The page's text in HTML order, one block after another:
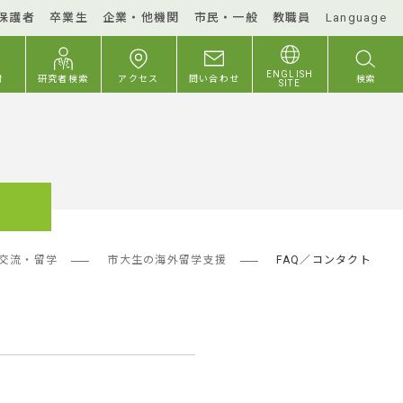
護者 卒業生 企業・他機関 市民・一般 教職員 Language
研究者検索 アクセス 問い合わせ
ENGLISH
SITE
検索
流・留学 市大生の海外留学支援 FAQ／コンタクト